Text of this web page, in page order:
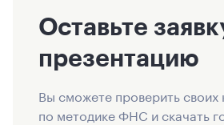
Оставьте
презентацию
Вы сможете проверить своих
по методике ФНС и скачать